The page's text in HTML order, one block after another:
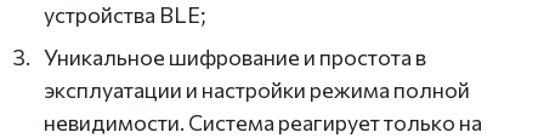
устройства BLE;
Уникальное шифрование и простота в
эксплуатации и настройки режима полной
невидимости. Система реагирует только на